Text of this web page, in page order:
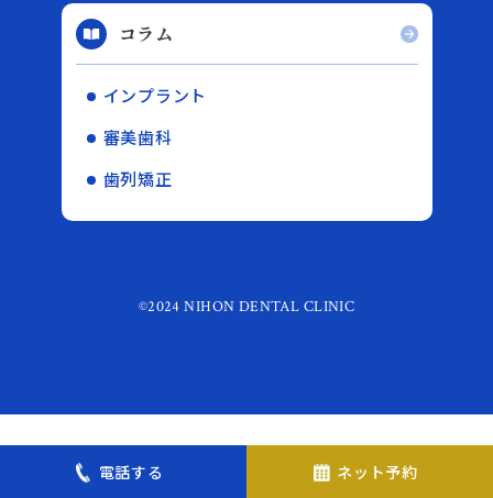
電話する ネット予約
コラム
インプラント
審美歯科
歯列矯正
©2024 NIHON DENTAL CLINIC